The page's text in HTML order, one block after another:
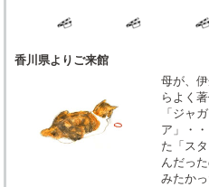
香川県よりご来館
母が、
らよく
「ジャ
ア」・
た「ス
んだっ
みたか